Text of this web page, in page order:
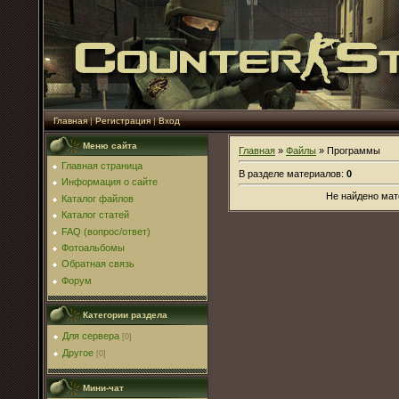
Главная|Регистрация|Вход
Меню сайта
Главная страница
Информация о сайте
Каталог файлов
Каталог статей
FAQ (вопрос/ответ)
Фотоальбомы
Обратная связь
Форум
Категории раздела
Для сервера [0]
Другое [0]
Мини-чат
Главная » Файлы » Программы
В разделе материалов: 0
Не найдено